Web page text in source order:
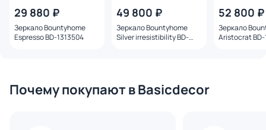
29 880 ₽
Зеркало Bountyhome
Espresso BD-1313504
49 800 ₽
Зеркало Bountyhome
Silver irresistibility BD-
52 800 ₽
Зеркало
Aristocrat BD-
Почему покупают в Basicdecor